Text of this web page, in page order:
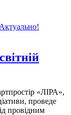
Актуально!
«ЛІРА»,
проведе
провідним